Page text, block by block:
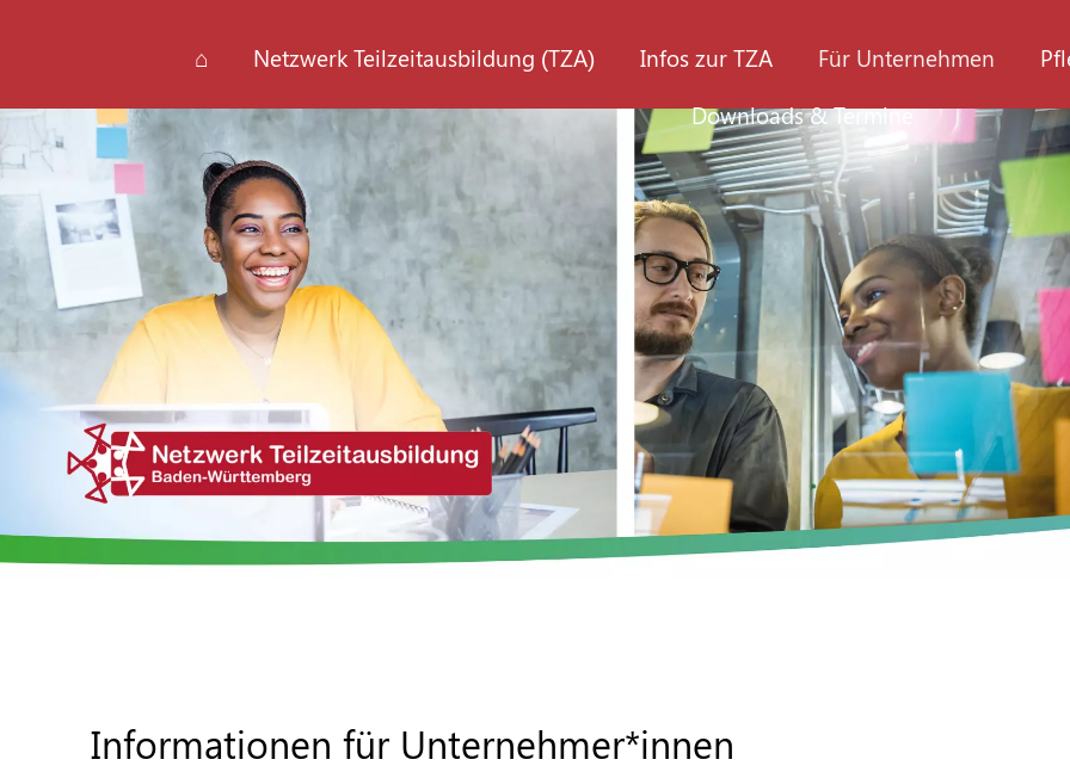
⌂ Netzwerk Teilzeitausbildung (TZA) Infos zur TZA Für Unternehmen
Downloads & Termine
Informationen für Unternehmer*innen